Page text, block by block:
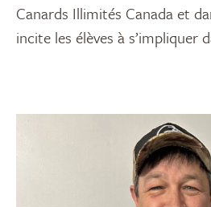
Canards Illimités Canada et
incite les élèves à s’impliquer